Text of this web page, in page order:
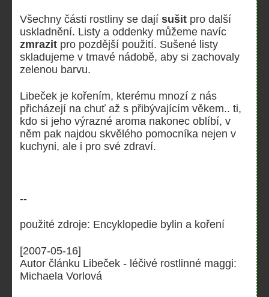
Všechny části rostliny se dají sušit pro další
uskladnění. Listy a oddenky můžeme navíc
zmrazit pro pozdější použití. Sušené listy
skladujeme v tmavé nádobě, aby si zachovaly
zelenou barvu.
Libeček je kořením, kterému mnozí z nás
přicházejí na chuť až s přibývajícím věkem.. ti,
kdo si jeho výrazné aroma nakonec oblíbí, v
něm pak najdou skvělého pomocníka nejen v
kuchyni, ale i pro své zdraví.
--
použité zdroje: Encyklopedie bylin a koření
[2007-05-16]
Autor článku Libeček - léčivé rostlinné maggi:
Michaela Vorlová